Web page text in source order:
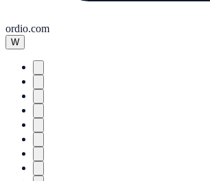
ordio.com
W